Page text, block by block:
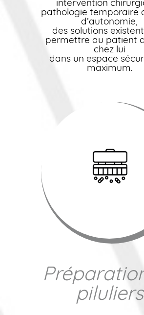
intervention
pathologie temporaire
d’autonomie,
des solutions
permettre au patient
chez lui
dans un espace
maximum.
piluliers